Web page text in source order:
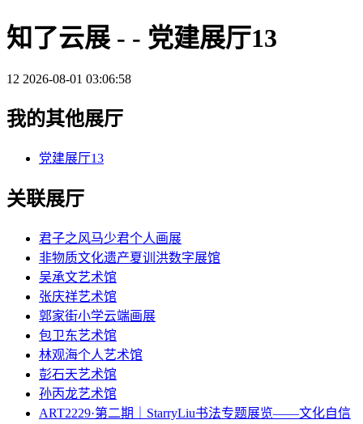
知了云展 - - 党建展厅13
12 2026-08-01 03:06:58
我的其他展厅
党建展厅13
关联展厅
君子之风马少君个人画展
非物质文化遗产夏训洪数字展馆
吴承文艺术馆
张庆祥艺术馆
郭家街小学云端画展
包卫东艺术馆
林观海个人艺术馆
彭石天艺术馆
孙丙龙艺术馆
ART2229·第二期｜StarryLiu书法专题展览——文化自信